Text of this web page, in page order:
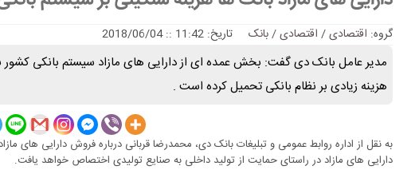
گروه: اقتصادی/ اقتصادی / بانک تاریخ: 11:42 :: 2018/06/04
مدیر عامل بانک دی گفت: بخش عمده ای از دارایی های مازاد سیستم بانکی
هزینه زیادی بر نظام بانکی تحمیل کرده است .
به نقل از اداره روابط عمومی و تبلیغات بانک دی، محمدرضا قربانی درباره فروش دارایی های
دارایی های مازاد در راستای حمایت از تولید داخلی به صنایع تولیدی اختصاص خواهد یافت.